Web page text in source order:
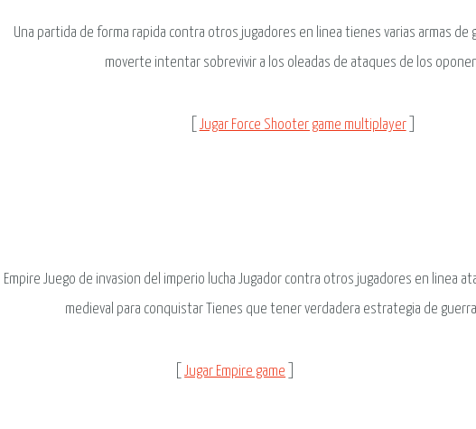
Una partida de forma rapida contra otros jugadores en linea tienes varias armas de
moverte intentar sobrevivir a los oleadas de ataques de los
Jugar Force Shooter game multiplayer]
Empire Juego de invasion del imperio lucha Jugador contra otros jugadores en linea
medieval para conquistar Tienes que tener verdadera estrategia de
[Jugar Empire game